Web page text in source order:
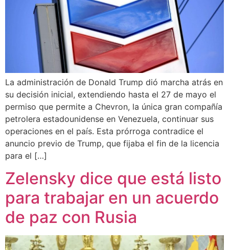
La administración de Donald Trump dió marcha atrás en
su decisión inicial, extendiendo hasta el 27 de mayo el
permiso que permite a Chevron, la única gran compañía
petrolera estadounidense en Venezuela, continuar sus
operaciones en el país. Esta prórroga contradice el
anuncio previo de Trump, que fijaba el fin de la licencia
para el […]
Zelensky dice que está listo
para trabajar en un acuerdo
de paz con Rusia